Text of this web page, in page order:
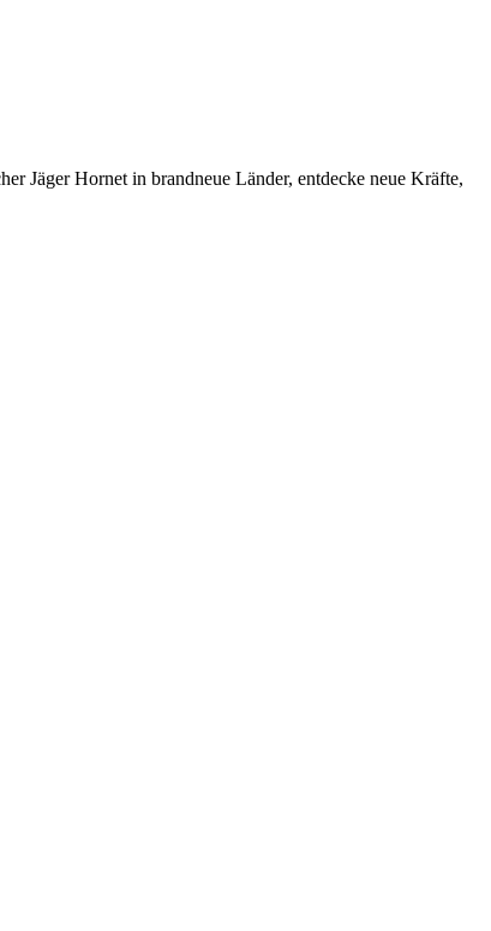
Jäger Hornet in brandneue Länder, entdecke neue Kräfte,